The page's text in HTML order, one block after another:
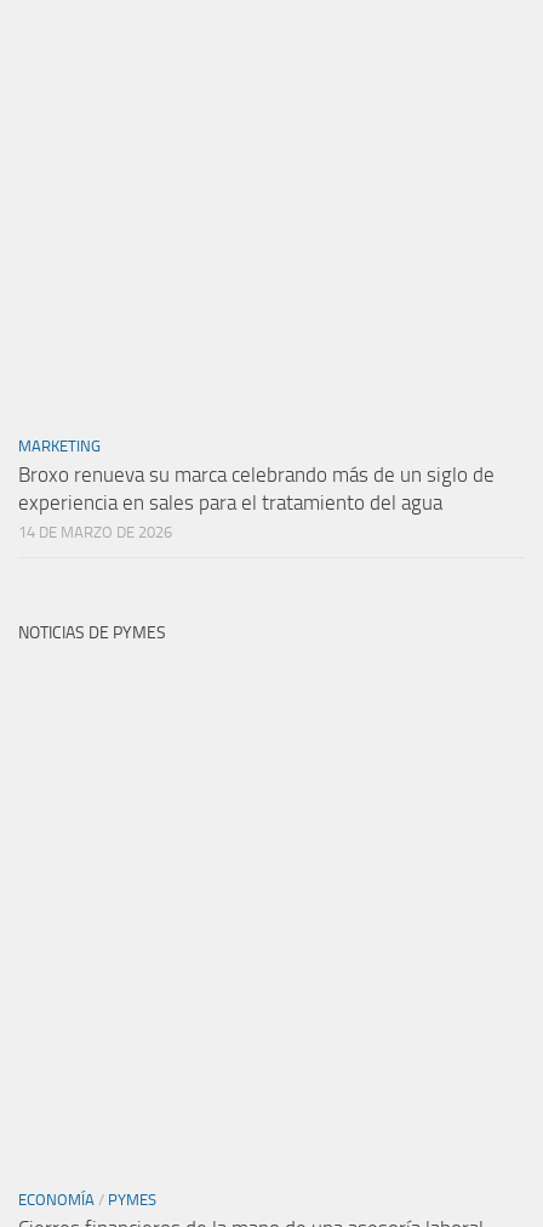
MARKETING
Broxo renueva su marca celebrando más de un siglo de
experiencia en sales para el tratamiento del agua
14 DE MARZO DE 2026
NOTICIAS DE PYMES
ECONOMÍA / PYMES